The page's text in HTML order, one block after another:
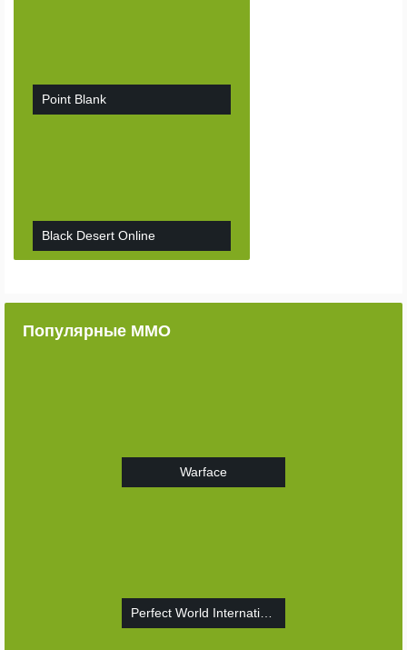
Point Blank
Black Desert Online
Популярные ММО
Warface